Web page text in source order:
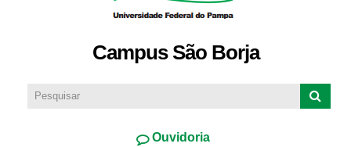
Campus São Borja
Ouvidoria